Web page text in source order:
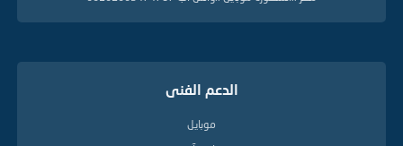
الدعم الفنى
موبايل